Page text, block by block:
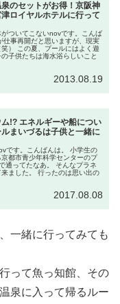
のセットがお得！京阪神
ロイヤルホテルに行って
ついてこないnovです。こんば
仕事再開だと思いますが、現実
） この夏、プールにはよく遊
子供たちは海水浴らしいこと
2013.08.19
!? エネルギーや船につい
まいづるは子供と一緒に
です。こんばんは。 小学生の
都市青少年科学センターのプ
通ってたなあ。 そんなプラネ
ました。 行ったのは思い出の
2017.08.08
一緒に行ってみても
って魚っ知館、その
泉に入って帰るルー